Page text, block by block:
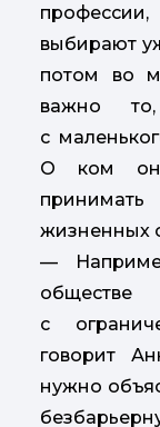
выбирают
потом во
важно
с
О ком
жизненных
—
с
говорит
нужно